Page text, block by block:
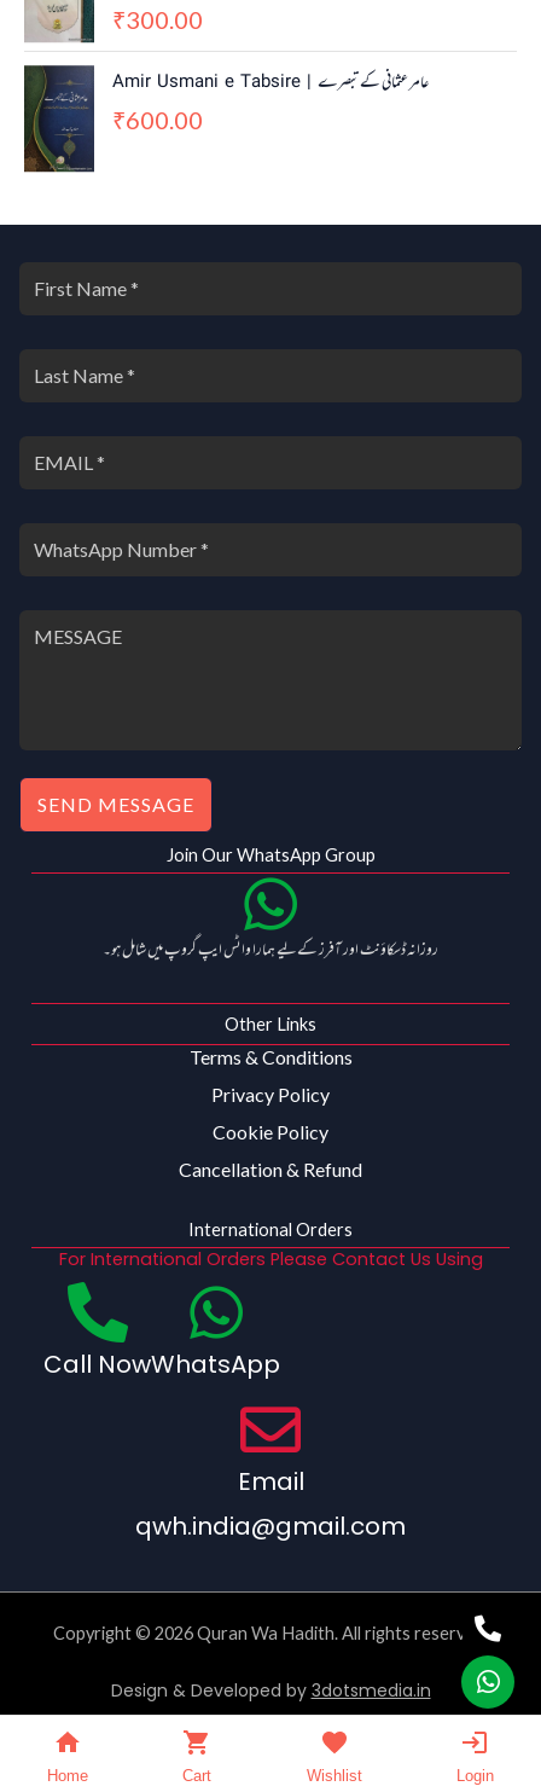
₹300.00
Amir Usmani e Tabsire | عامر عثمانی کے تبصرے
₹600.00
SEND MESSAGE
Join Our WhatsApp Group
روزانہ ڈسکاؤنٹ اور آفرز کے لیے ہمارا واٹس ایپ گروپ میں شامل ہو۔
Other Links
Terms & Conditions
Privacy Policy
Cookie Policy
Cancellation & Refund
International Orders
For International Orders Please Contact Us Using
Call NowWhatsApp
Email
qwh.india@gmail.com
Copyright © 2026 Quran Wa Hadith. All rights reserved.
Design & Developed by 3dotsmedia.in
Home Cart Wishlist Login